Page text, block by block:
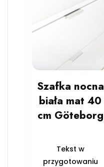
Szafka nocna
biała mat 40
cm Göteborg
Tekst w
przygotowaniu